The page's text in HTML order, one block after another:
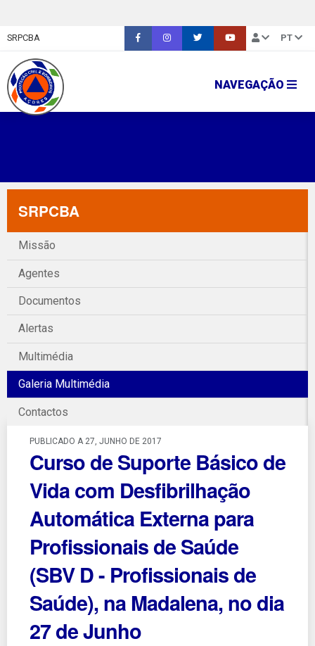
SRPCBA PT
NAVEGAÇÃO
SRPCBA
Missão
Agentes
Documentos
Alertas
Multimédia
Galeria Multimédia
Contactos
PUBLICADO A 27, JUNHO DE 2017
Curso de Suporte Básico de
Vida com Desfibrilhação
Automática Externa para
Profissionais de Saúde
(SBV D - Profissionais de
Saúde), na Madalena, no dia
27 de Junho